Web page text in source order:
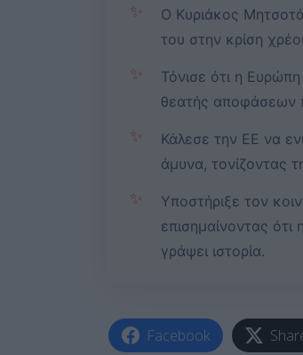
✨
Ο Κυριάκος
του στην κρίση
✨
Τόνισε ότι η Ευρώπη
θεατής αποφάσεων
✨
Κάλεσε την ΕΕ να
άμυνα, τονίζοντας
✨
Υποστήριξε τον
επισημαίνοντας ότι
γράψει ιστορία.
Facebook